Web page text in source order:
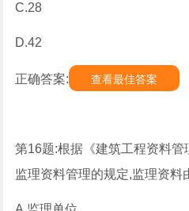
C.28
D.42
正确答案: 查看最佳答案
第16题:根据《建筑工程资料
监理资料管理的规定,监理资料